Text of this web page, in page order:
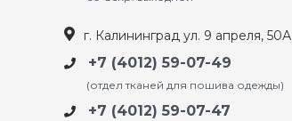
г. Калининград ул. 9 апреля, 50А
+7 (4012) 59-07-49
(отдел тканей для пошива одежды)
+7 (4012) 59-07-47